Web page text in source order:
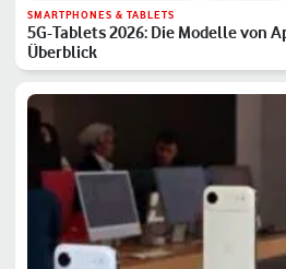
SMARTPHONES & TABLETS
5G-Tablets 2026: Die Modelle von
Überblick